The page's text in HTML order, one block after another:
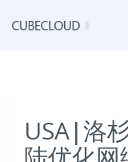
USA|洛